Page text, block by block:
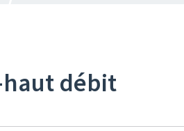
débit